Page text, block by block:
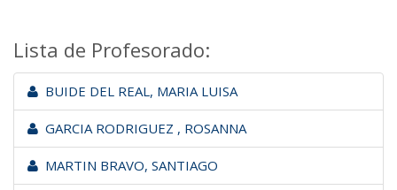
Lista de Profesorado:
BUIDE DEL REAL, MARIA LUISA
GARCIA RODRIGUEZ , ROSANNA
MARTIN BRAVO, SANTIAGO